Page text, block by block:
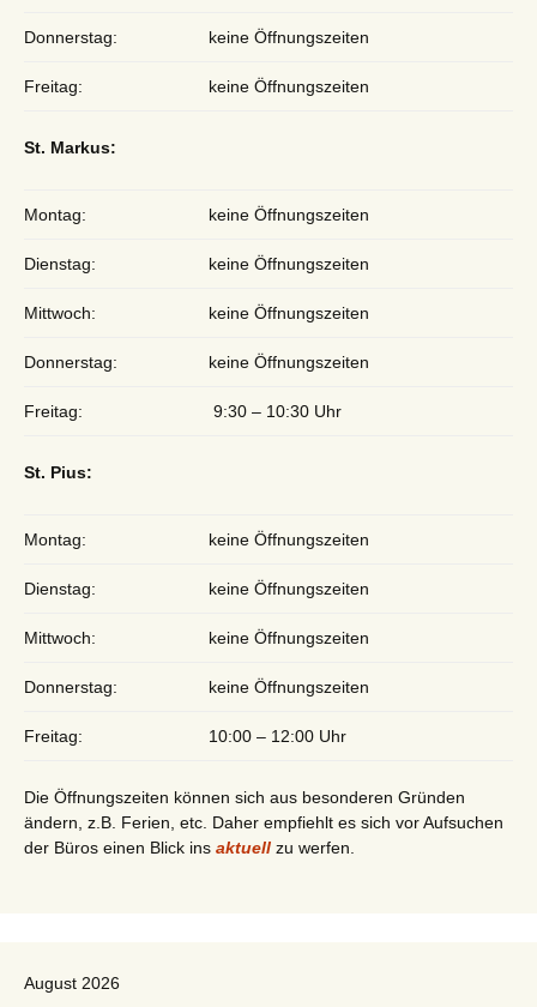
Donnerstag: keine Öffnungszeiten
Freitag: keine Öffnungszeiten
St. Markus:
Montag: keine Öffnungszeiten
Dienstag: keine Öffnungszeiten
Mittwoch: keine Öffnungszeiten
Donnerstag: keine Öffnungszeiten
Freitag: 9:30 – 10:30 Uhr
St. Pius:
Montag: keine Öffnungszeiten
Dienstag: keine Öffnungszeiten
Mittwoch: keine Öffnungszeiten
Donnerstag: keine Öffnungszeiten
Freitag: 10:00 – 12:00 Uhr
Die Öffnungszeiten können sich aus besonderen Gründen
ändern, z.B. Ferien, etc. Daher empfiehlt es sich vor Aufsuchen
der Büros einen Blick ins aktuell zu werfen.
August 2026